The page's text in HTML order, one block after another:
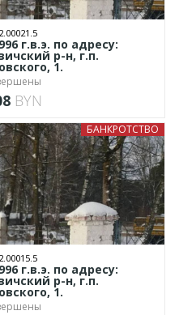
г.в.э. по адресу:
р-н, г.п.
1.
BYN
БАНКРОТСТВО
г.в.э. по адресу:
р-н, г.п.
1.